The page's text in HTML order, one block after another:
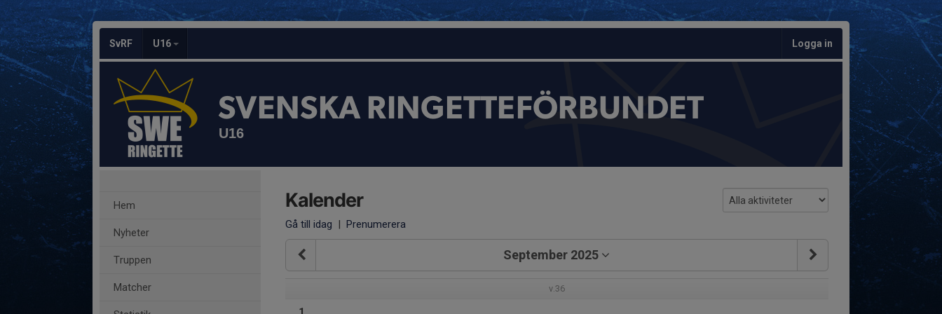
SvRF U16 Logga in
SVENSKA RINGETTEFÖRBUNDET
U16
Hem
Nyheter
Truppen
Matcher
Kalender
Gå till idag | Prenumerera
September 2025
v.36